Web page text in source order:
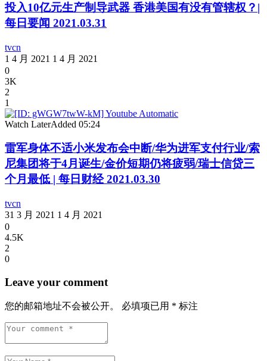
投入10亿元生产制导武器 香港美国有没有管辖权？|
每日要闻 2021.03.31
tvcn
1 4 月 2021 1 4 月 2021
0
3K
2
1
Watch LaterAdded 05:24
雷军身体不适小米发布会中断/华为进军支付行业/索
尼集团将于4月诞生/金价短期仍将疲弱/瑞士信贷三
个月最低 | 每日财经 2021.03.30
tvcn
31 3 月 2021 1 4 月 2021
0
4.5K
2
0
Leave your comment
您的邮箱地址不会被公开。 必填项已用 * 标注